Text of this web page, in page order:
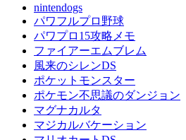
nintendogs
パワフルプロ野球
パワプロ15攻略メモ
ファイアーエムブレム
風来のシレンDS
ポケットモンスター
ポケモン不思議のダンジョン
マグナカルタ
マジカルバケーション